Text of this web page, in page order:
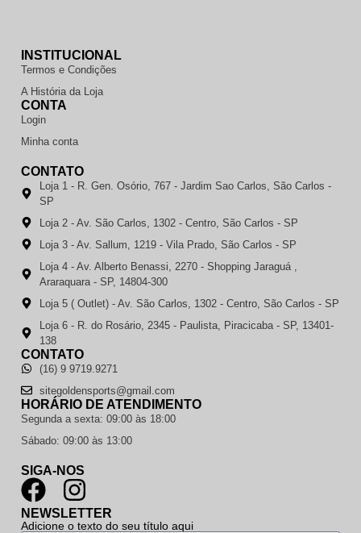
INSTITUCIONAL
Termos e Condições
A História da Loja
CONTA
Login
Minha conta
CONTATO
Loja 1 - R. Gen. Osório, 767 - Jardim Sao Carlos, São Carlos -
SP
Loja 2 - Av. São Carlos, 1302 - Centro, São Carlos - SP
Loja 3 - Av. Sallum, 1219 - Vila Prado, São Carlos - SP
Loja 4 - Av. Alberto Benassi, 2270 - Shopping Jaraguá ,
Araraquara - SP, 14804-300
Loja 5 ( Outlet) - Av. São Carlos, 1302 - Centro, São Carlos - SP
Loja 6 - R. do Rosário, 2345 - Paulista, Piracicaba - SP, 13401-
138
CONTATO
(16) 9 9719.9271
sitegoldensports@gmail.com
HORÁRIO DE ATENDIMENTO
Segunda a sexta: 09:00 às 18:00
Sábado: 09:00 às 13:00
SIGA-NOS
NEWSLETTER
Adicione o texto do seu título aqui